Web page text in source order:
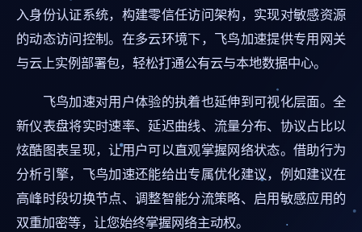
入身份认证系统，构建零信任访问架构，实现对敏感资源
的动态访问控制。在多云环境下，飞鸟加速提供专用网关
与云上实例部署包，轻松打通公有云与本地数据中心。
飞鸟加速对用户体验的执着也延伸到可视化层面。全
新仪表盘将实时速率、延迟曲线、流量分布、协议占比以
炫酷图表呈现，让用户可以直观掌握网络状态。借助行为
分析引擎，飞鸟加速还能给出专属优化建议，例如建议在
高峰时段切换节点、调整智能分流策略、启用敏感应用的
双重加密等，让您始终掌握网络主动权。